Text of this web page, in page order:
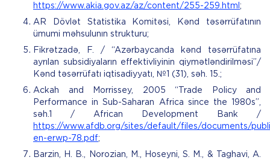
https://www.akia.gov.az/az/content/255-259.html ;
AR Dövlət Statistika Komitəsi, Kənd təsərrüfatının
ümumi məhsulunın strukturu;
Fikrətzadə, F. / “Azərbaycanda kənd təsərrüfatına
ayrılan subsidiyaların effektivliyinin qiymətləndirilməsi”/
Kənd təsərrüfatı iqtisadiyyatı, №1 (31), səh. 15.;
Ackah and Morrissey, 2005 “Trade Policy and
Performance in Sub-Saharan Africa since the 1980s”,
səh.1 / African Development Bank /
https://www.afdb.org/sites/default/files/documents/
en-erwp-78.pdf;
Barzin, H. B., Norozian, M., Hoseyni, S. M., & Taghavi, A.